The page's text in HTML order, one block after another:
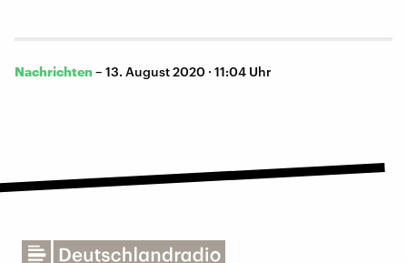
Nachrichten – 13. August 2020 · 11:04 Uhr